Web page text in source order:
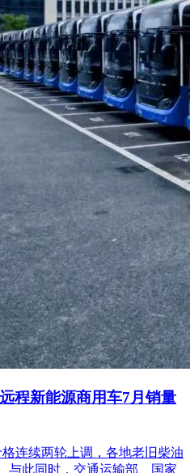
程新能源商用车7月销量
连续两轮上调，各地老旧柴油
与此同时，交通运输部、国家